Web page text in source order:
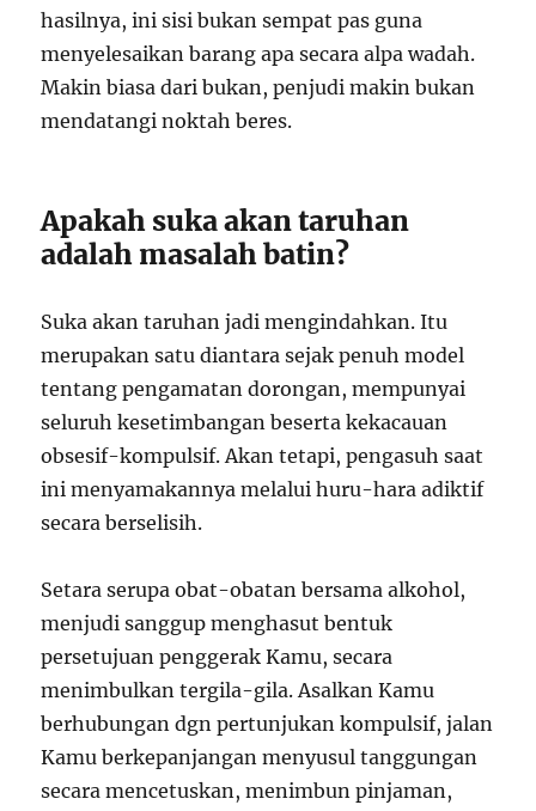
hasilnya, ini sisi bukan sempat pas guna
menyelesaikan barang apa secara alpa wadah.
Makin biasa dari bukan, penjudi makin bukan
mendatangi noktah beres.
Apakah suka akan taruhan
adalah masalah batin?
Suka akan taruhan jadi mengindahkan. Itu
merupakan satu diantara sejak penuh model
tentang pengamatan dorongan, mempunyai
seluruh kesetimbangan beserta kekacauan
obsesif-kompulsif. Akan tetapi, pengasuh saat
ini menyamakannya melalui huru-hara adiktif
secara berselisih.
Setara serupa obat-obatan bersama alkohol,
menjudi sanggup menghasut bentuk
persetujuan penggerak Kamu, secara
menimbulkan tergila-gila. Asalkan Kamu
berhubungan dgn pertunjukan kompulsif, jalan
Kamu berkepanjangan menyusul tanggungan
secara mencetuskan, menimbun pinjaman,